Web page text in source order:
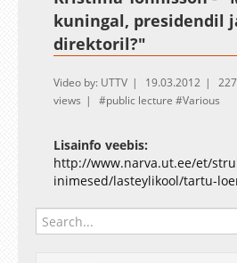
kuningal, presidendil
direktoril?"
Video by: UTTV 19.03.2012
views
public lecture Various
Lisainfo veebis:
http://www.narva.ut.ee/et/
inimesed/lasteylikool/tartu-